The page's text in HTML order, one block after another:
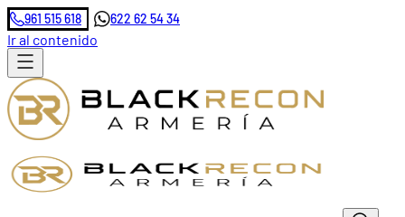
961 515 618 622 62 54 34
Ir al contenido